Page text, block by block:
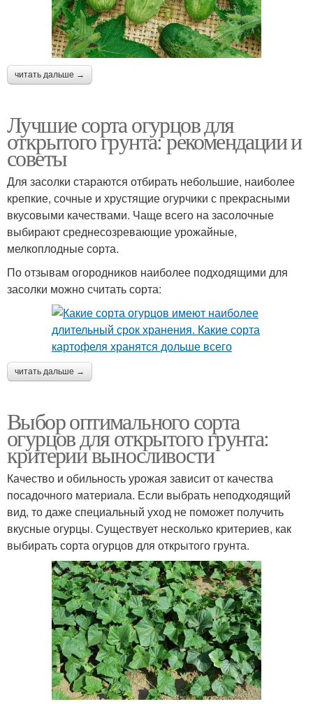
читать дальше →
Лучшие сорта огурцов для
открытого грунта: рекомендации и
советы
Для засолки стараются отбирать небольшие, наиболее
крепкие, сочные и хрустящие огурчики с прекрасными
вкусовыми качествами. Чаще всего на засолочные
выбирают среднесозревающие урожайные,
мелкоплодные сорта.
По отзывам огородников наиболее подходящими для
засолки можно считать сорта:
читать дальше →
Выбор оптимального сорта
огурцов для открытого грунта:
критерии выносливости
Качество и обильность урожая зависит от качества
посадочного материала. Если выбрать неподходящий
вид, то даже специальный уход не поможет получить
вкусные огурцы. Существует несколько критериев, как
выбирать сорта огурцов для открытого грунта.